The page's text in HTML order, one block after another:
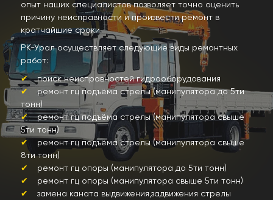
опыт наших специалистов позволяет точно оценить
причину неисправности и произвести ремонт в
кратчайшие сроки.
РК-Урал осуществляет следующие виды ремонтных
работ:
поиск неисправностей гидрооборудования
ремонт гц подъёма стрелы (манипулятора до 5ти
тонн)
ремонт гц подъёма стрелы (манипулятора свыше
5ти тонн)
ремонт гц подъёма стрелы (манипулятора свыше
8ти тонн)
ремонт гц опоры (манипулятора до 5ти тонн)
ремонт гц опоры (манипулятора свыше 5ти тонн)
замена каната выдвижения,задвижения стрелы